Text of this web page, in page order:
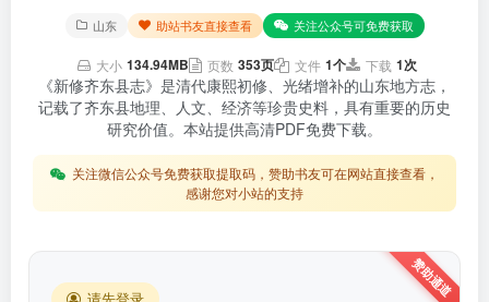
山东 助站书友直接查看 关注公众号可免费获取
大小 134.94MB 页数 353页 文件 1个 下载 1次
《新修齐东县志》是清代康熙初修、光绪增补的山东地方志，
记载了齐东县地理、人文、经济等珍贵史料，具有重要的历史
研究价值。本站提供高清PDF免费下载。
关注微信公众号免费获取提取码，赞助书友可在网站直接查看，
感谢您对小站的支持